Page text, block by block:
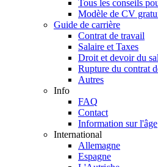
Tous les conseils
Modèle de CV
Guide de carrière
Contrat de travail
Salaire et Taxes
Droit et devoir du
Rupture du contrat
Autres
Info
FAQ
Contact
Information sur l'âge
International
Allemagne
Espagne